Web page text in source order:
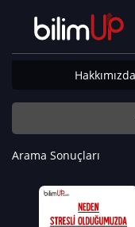
Hakkımızda
Arama Sonuçları